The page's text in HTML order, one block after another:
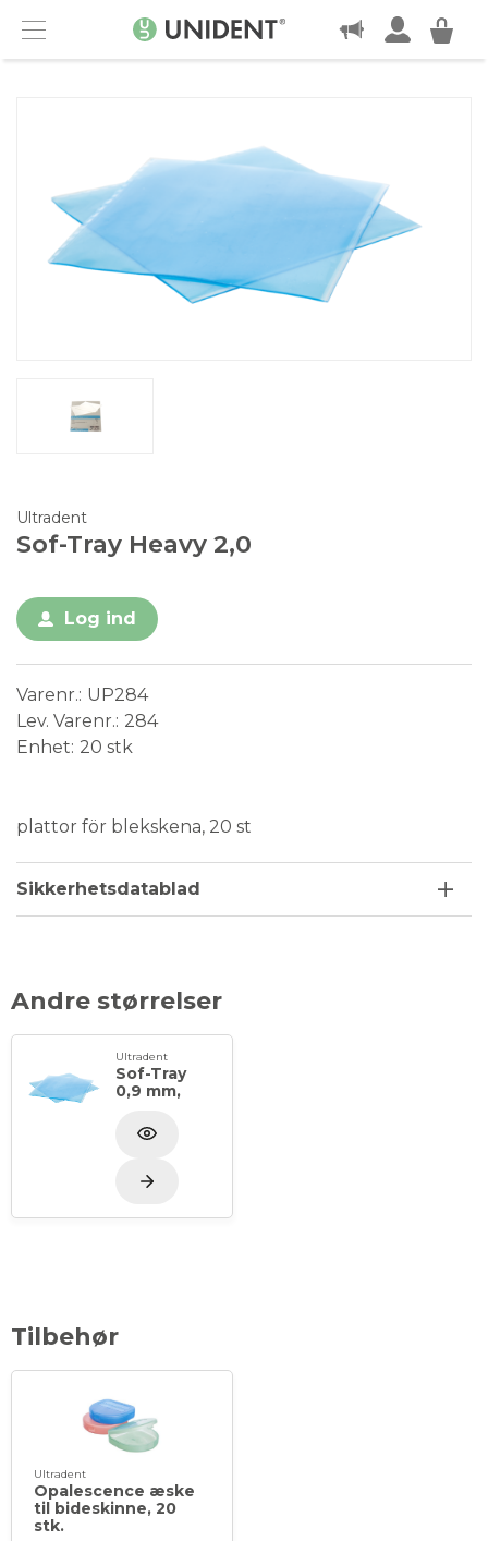
Menu
KONTAKT
Ultradent
Sof-Tray Heavy 2,0
Log ind
Varenr. UP284
Lev. Varenr. 284
Enhet 20 stk
plattor för blekskena, 20 st
Sikkerhetsdatablad
Andre størrelser
Ultradent
Sof-Tray
0,9 mm,
Tilbehør
Ultradent
Opalescence æske
til bideskinne, 20
stk.